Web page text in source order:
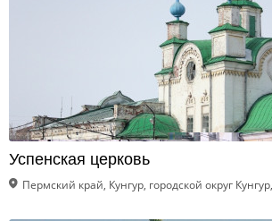
Успенская церковь
Пермский край, Кунгур, городской округ